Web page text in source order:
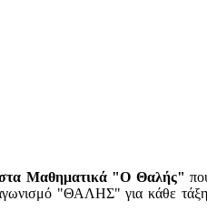
στα Μαθηματικά "Ο Θαλής"
"ΘΑΛΗΣ" για κάθε